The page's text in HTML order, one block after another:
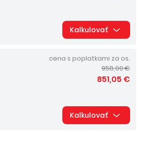
Kalkulovať
cena s poplatkami za os.
958,00 €
851,05 €
Kalkulovať